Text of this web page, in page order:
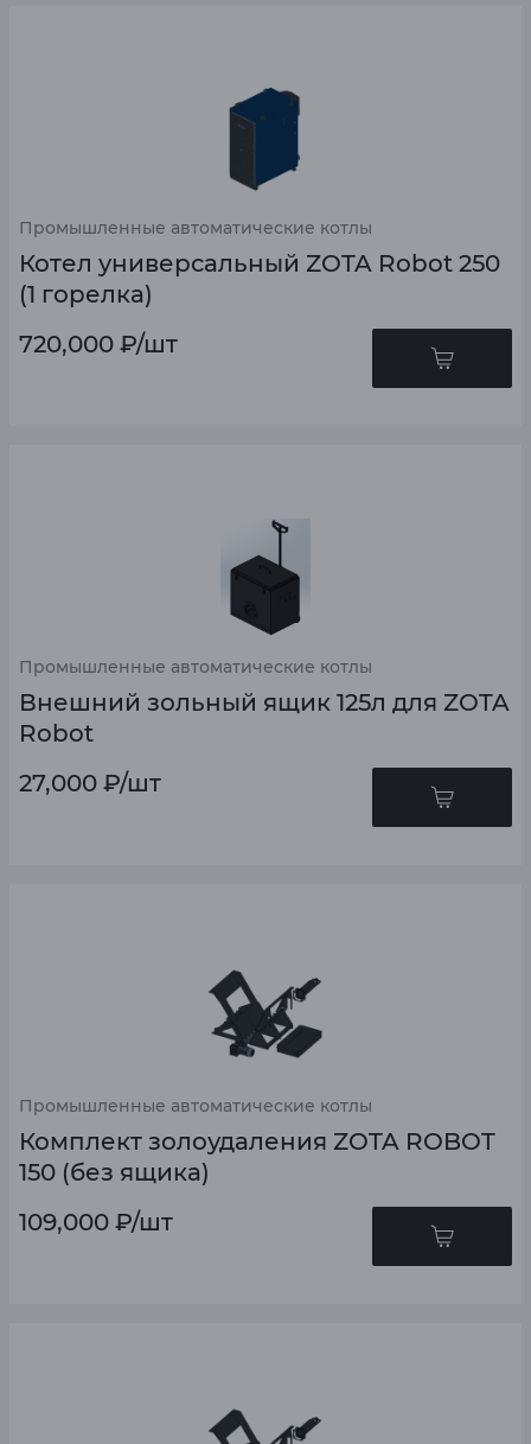
Промышленные автоматические котлы
Котел универсальный ZOTA Robot 250
(1 горелка)
720,000 ₽/шт
Промышленные автоматические котлы
Внешний зольный ящик 125л для ZOTA
Robot
27,000 ₽/шт
Промышленные автоматические котлы
Комплект золоудаления ZOTA ROBOT
150 (без ящика)
109,000 ₽/шт